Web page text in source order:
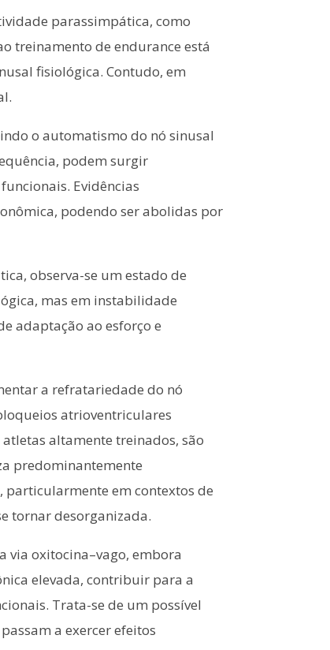
parassimpática, como
treinamento de endurance está
fisiológica. Contudo, em
o automatismo do nó sinusal
podem surgir
Evidências
podendo ser abolidas por
observa-se um estado de
mas em instabilidade
adaptação ao esforço e
a refratariedade do nó
atrioventriculares
altamente treinados, são
predominantemente
em contextos de
tornar desorganizada.
via oxitocina–vago, embora
elevada, contribuir para a
Trata-se de um possível
a exercer efeitos